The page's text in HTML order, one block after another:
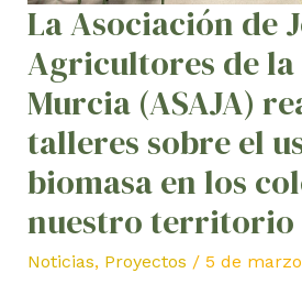
La Asociación de
Agricultores de la
Murcia (ASAJA)
talleres sobre el
biomasa en los
nuestro territorio
Noticias, Proyectos / 5 de
realiza
talleres
sobre
el
de
la
biomasa